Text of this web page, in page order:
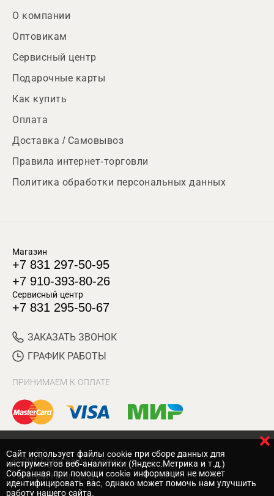
О компании
Оптовикам
Сервисный центр
Подарочные карты
Как купить
Оплата
Доставка / Самовывоз
Правила интернет-торговли
Политика обработки персональных данных
Магазин
+7 831 297-50-95
+7 910-393-80-26
Сервисный центр
+7 831 295-50-67
ЗАКАЗАТЬ ЗВОНОК
ГРАФИК РАБОТЫ
ПРИНИМАЕМ К ОПЛАТЕ
© 2017 Магазин Хозяин
Нижний Новгород
Cайт использует файлы cookie при сборе данных для
инструментов веб-аналитики (Яндекс.Метрика и т.д.)
Собранная при помощи cookie информация не может
идентифицировать вас, однако может помочь нам улучшить
работу нашего сайта.